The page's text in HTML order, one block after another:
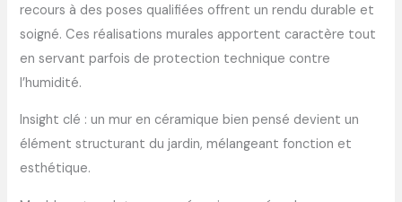
recours à des poses qualifiées offrent un rendu durable et
soigné. Ces réalisations murales apportent caractère tout
en servant parfois de protection technique contre
l’humidité.
Insight clé : un mur en céramique bien pensé devient un
élément structurant du jardin, mélangeant fonction et
esthétique.